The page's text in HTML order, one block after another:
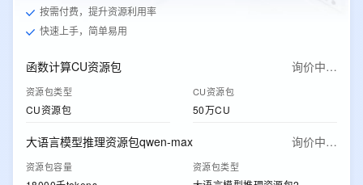
按需付费，提升资源利用率
快速上手，简单易用
函数计算CU资源包 询价中…
资源包类型
CU资源包
CU资源包
50万CU
大语言模型推理资源包qwen-max 询价中…
资源包容量 资源包类型